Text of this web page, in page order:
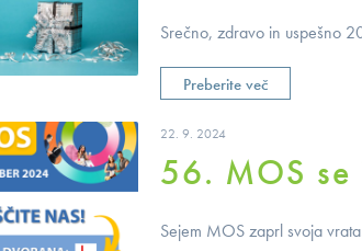
Srečno, zdravo in uspešno
Preberite več
22. 9. 2024
56. MOS
Sejem MOS zaprl svoja